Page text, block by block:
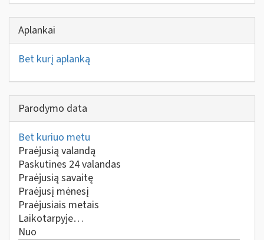
Aplankai
Bet kurį aplanką
Parodymo data
Bet kuriuo metu
Praėjusią valandą
Paskutines 24 valandas
Praėjusią savaitę
Praėjusį mėnesį
Praėjusiais metais
Laikotarpyje…
Nuo